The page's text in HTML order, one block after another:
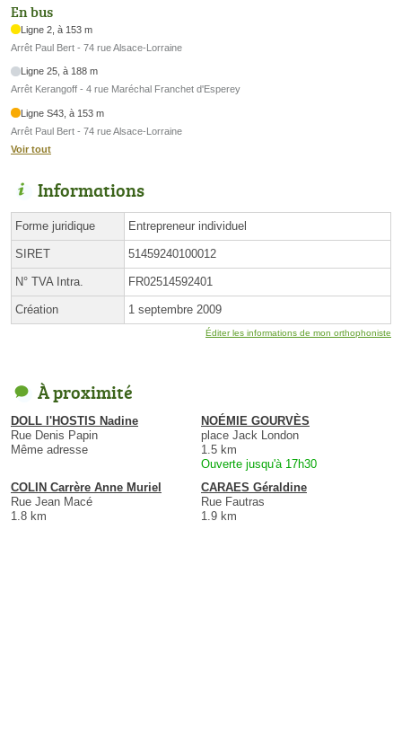
En bus
Ligne 2, à 153 m
Arrêt Paul Bert - 74 rue Alsace-Lorraine
Ligne 25, à 188 m
Arrêt Kerangoff - 4 rue Maréchal Franchet d'Esperey
Ligne S43, à 153 m
Arrêt Paul Bert - 74 rue Alsace-Lorraine
Voir tout
Informations
Forme juridique Entrepreneur individuel
SIRET 51459240100012
N° TVA Intra. FR02514592401
Création 1 septembre 2009
Éditer les informations de mon orthophoniste
À proximité
DOLL l'HOSTIS Nadine
Rue Denis Papin
Même adresse
NOÉMIE GOURVÈS
place Jack London
1.5 km
Ouverte jusqu'à 17h30
COLIN Carrère Anne Muriel
Rue Jean Macé
1.8 km
CARAES Géraldine
Rue Fautras
1.9 km